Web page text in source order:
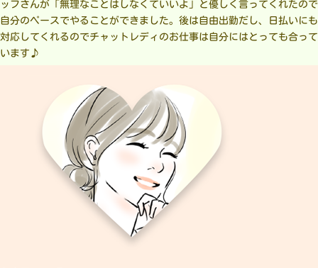
ッフさんが「無理なことはしなくていいよ」と優しく言ってくれたので
自分のペースでやることができました。後は自由出勤だし、日払いにも
対応してくれるのでチャットレディのお仕事は自分にはとっても合って
います♪